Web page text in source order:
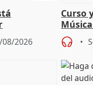
08/2026
Curso